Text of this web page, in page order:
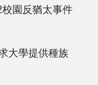
園反猶太事件
大學提供種族